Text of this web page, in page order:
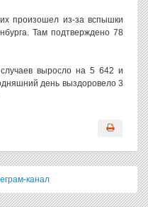
произошел из-за вспышки
Там подтверждено 78
выросло на 5 642 и
день выздоровело 3
канал